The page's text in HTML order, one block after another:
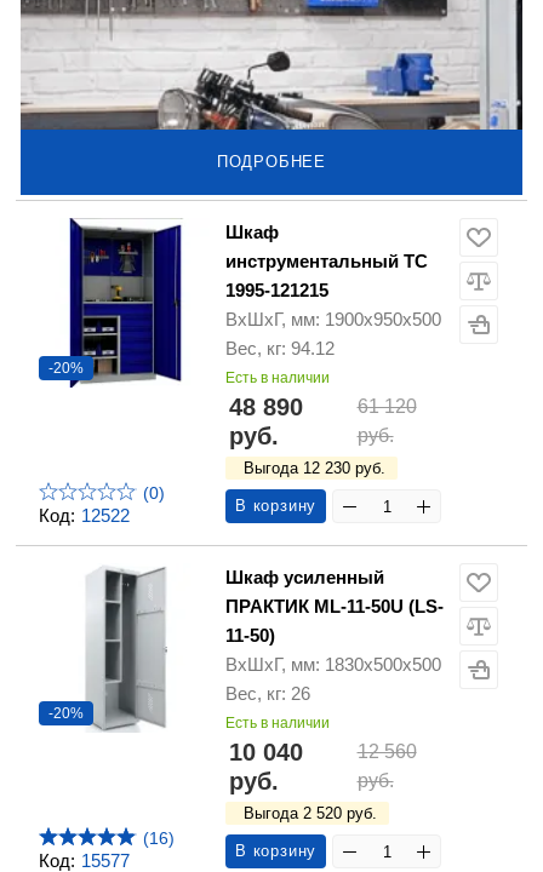
ПОДРОБНЕЕ
Код: 12522
-20%
(0)
Шкаф
инструментальный TC
1995-121215
ВхШхГ, мм: 1900х950х500
Вес, кг: 94.12
Есть в наличии
48 890
руб.
61 120
руб.
Выгода 12 230 руб.
В корзину
Код: 15577
-20%
(16)
Шкаф усиленный
ПРАКТИК ML-11-50U (LS-
11-50)
ВхШхГ, мм: 1830х500х500
Вес, кг: 26
Есть в наличии
10 040
руб.
12 560
руб.
Выгода 2 520 руб.
В корзину